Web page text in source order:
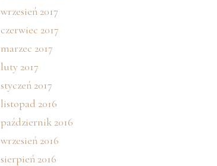
wrzesień 2017
czerwiec 2017
marzec 2017
luty 2017
styczeń 2017
listopad 2016
październik 2016
wrzesień 2016
sierpień 2016